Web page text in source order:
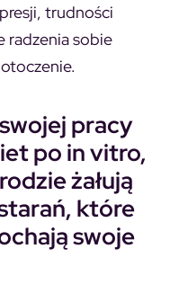
trudności
radzenia sobie
pracy
po in vitro,
żałują
które
swoje